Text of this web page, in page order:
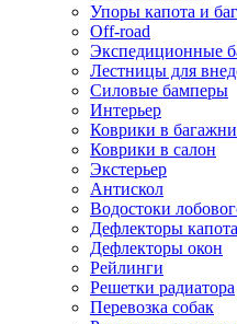
Упоры капота и
Off-road
Экспедиционные
Лестницы для
Силовые бамперы
Интерьер
Коврики в
Коврики в салон
Экстерьер
Антискол
Водостоки
Дефлекторы капота
Дефлекторы окон
Рейлинги
Решетки радиатора
Перевозка собак